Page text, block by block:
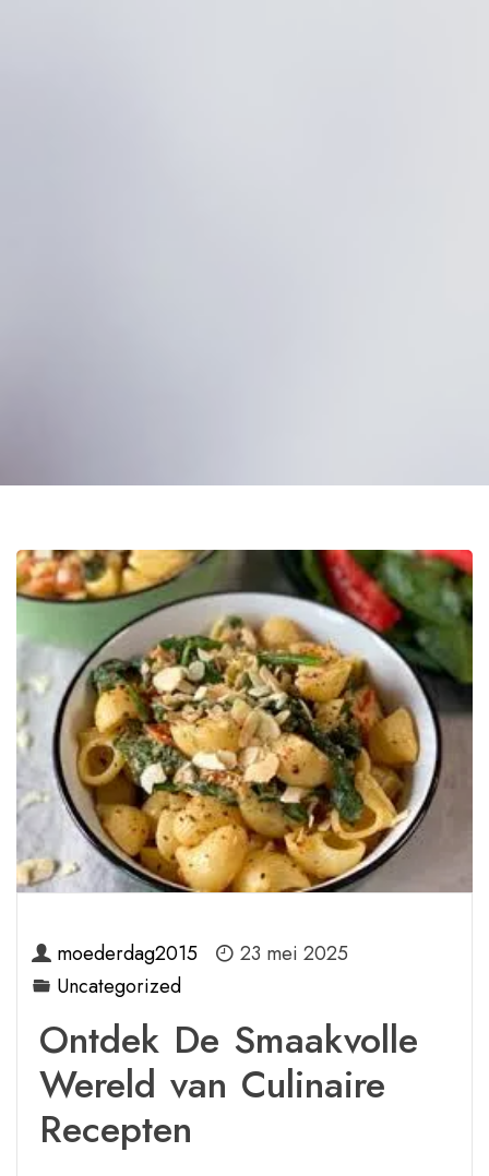
moederdag2015
23 mei 2025
Uncategorized
Ontdek De Smaakvolle
Wereld van Culinaire
Recepten